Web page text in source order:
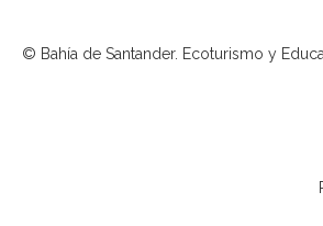
© Bahía de Santander. Ecoturismo y